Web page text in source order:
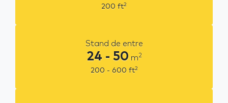
200 ft2
Stand de entre
24 - 50 m2
200 - 600 ft2